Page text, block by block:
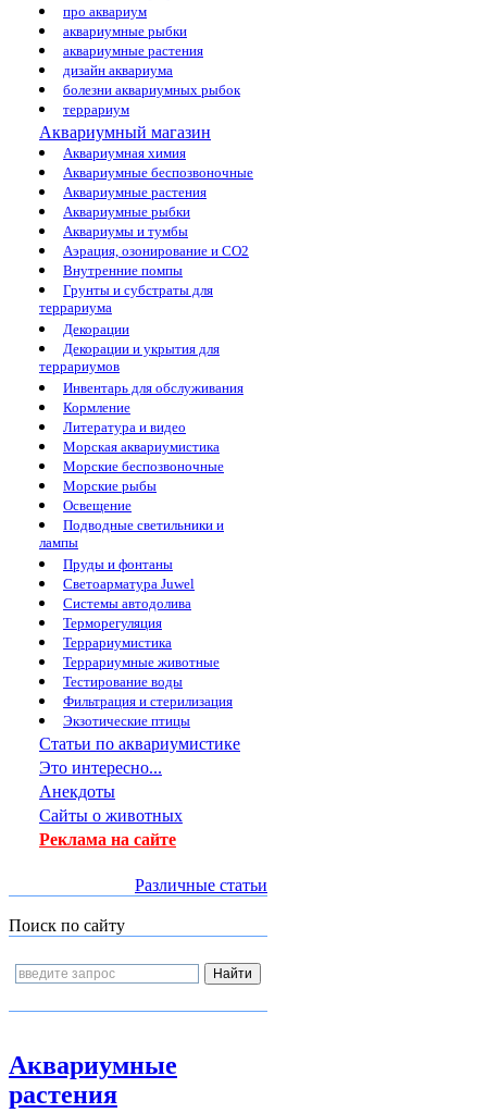
про аквариум
аквариумные рыбки
аквариумные растения
дизайн аквариума
болезни аквариумных рыбок
террариум
Аквариумный магазин
Аквариумная химия
Аквариумные беспозвоночные
Аквариумные растения
Аквариумные рыбки
Аквариумы и тумбы
Аэрация, озонирование и CO2
Внутренние помпы
Грунты и субстраты для
террариума
Декорации
Декорации и укрытия для
террариумов
Инвентарь для обслуживания
Кормление
Литература и видео
Морская аквариумистика
Морские беспозвоночные
Морские рыбы
Освещение
Подводные светильники и
лампы
Пруды и фонтаны
Светоарматура Juwel
Системы автодолива
Терморегуляция
Террариумистика
Террариумные животные
Тестирование воды
Фильтрация и стерилизация
Экзотические птицы
Статьи по аквариумистике
Это интересно...
Анекдоты
Сайты о животных
Реклама на сайте
Различные статьи
Поиск по сайту
Аквариумные
растения